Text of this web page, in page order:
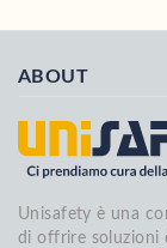
ABOUT
Unisafety è una
di offrire soluzioni